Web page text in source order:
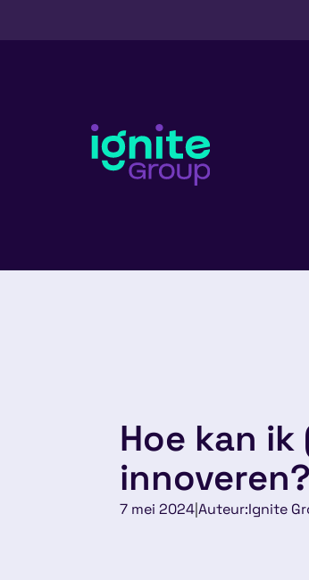
Hoe kan
innoveren?
7 mei 2024|Auteur:Ignite